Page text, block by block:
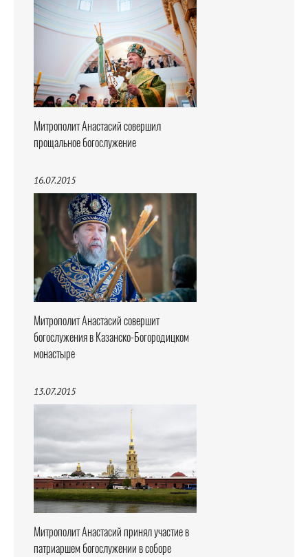
Митрополит Анастасий совершил
прощальное богослужение
16.07.2015
Митрополит Анастасий совершит
богослужения в Казанско-Богородицком
монастыре
13.07.2015
Митрополит Анастасий принял участие в
патриаршем богослужении в соборе